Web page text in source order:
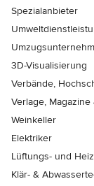
Spezialanbieter
3D-Visualisierung
Verbände,
Verlage, Magazine
Weinkeller
Elektriker
Lüftungs- und
Klär- &